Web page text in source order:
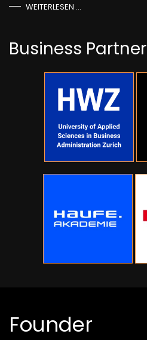
WEITERLESEN …
Business Partner
Founder